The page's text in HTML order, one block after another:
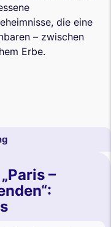
die eine
– zwischen
Erbe.
–